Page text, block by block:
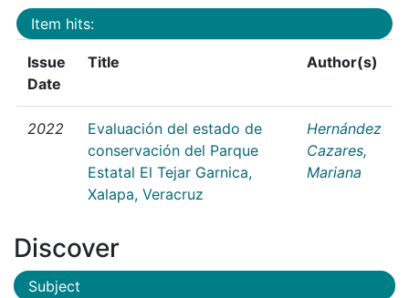
Item hits:
Issue
Date
Title Author(s)
2022
Evaluación del estado de
conservación del Parque
Estatal El Tejar Garnica,
Xalapa, Veracruz
Hernández
Cazares,
Mariana
Discover
Subject